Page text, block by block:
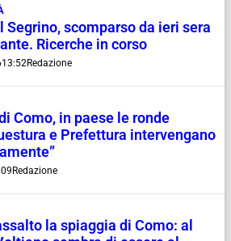
Segrino, scomparso da ieri sera
Ricerche in corso
13:52Redazione
Como, in paese le ronde
e Prefettura intervengano
Redazione
la spiaggia di Como: al